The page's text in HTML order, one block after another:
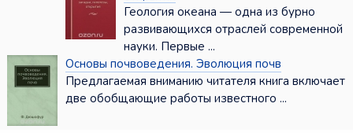
Геология океана — одна из бурно
развивающихся отраслей современной
науки. Первые ...
Основы почвоведения. Эволюция почв
Предлагаемая вниманию читателя книга включает
две обобщающие работы известного ...